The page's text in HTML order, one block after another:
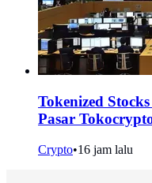
Tokenized
Pasar
Crypto•16 jam lalu